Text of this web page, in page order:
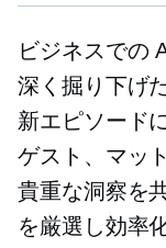
ビジネスでの
深く掘り下げ
新エピソード
ゲスト、マッ
貴重な洞察を
を厳選し効率